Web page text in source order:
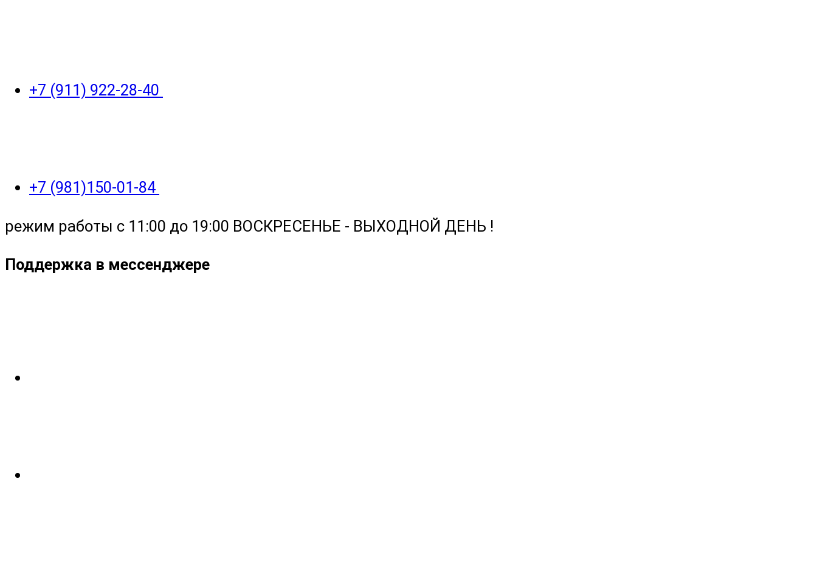
+7 (911) 922-28-40
+7 (981)150-01-84
режим работы с 11:00 до 19:00 ВОСКРЕСЕНЬЕ - ВЫХОДНОЙ ДЕНЬ !
Поддержка в мессенджере